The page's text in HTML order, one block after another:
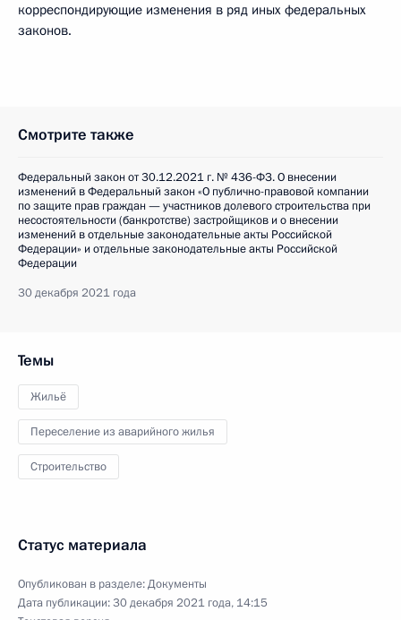
корреспондирующие изменения в ряд иных федеральных
законов.
Смотрите также
Федеральный закон от 30.12.2021 г. № 436-ФЗ. О внесении
изменений в Федеральный закон «О публично-правовой компании
по защите прав граждан — участников долевого строительства при
несостоятельности (банкротстве) застройщиков и о внесении
изменений в отдельные законодательные акты Российской
Федерации» и отдельные законодательные акты Российской
Федерации
30 декабря 2021 года
Темы
Жильё
Переселение из аварийного жилья
Строительство
Статус материала
Опубликован в разделе:Документы
Дата публикации:30 декабря 2021 года, 14:15